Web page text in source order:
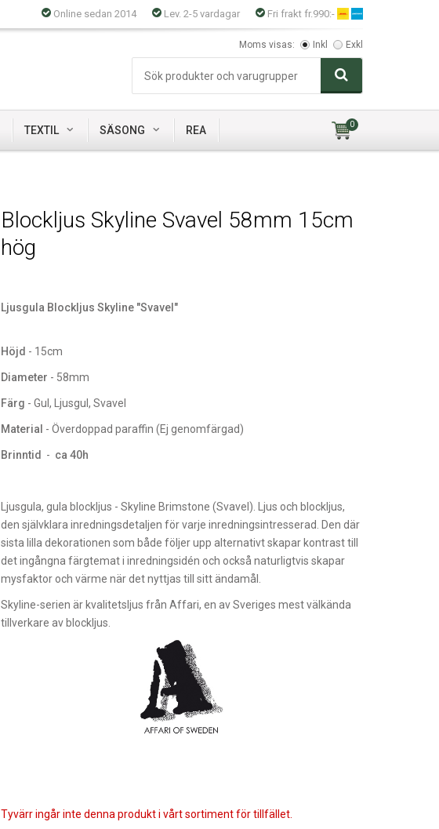
Online sedan 2014 Lev. 2-5 vardagar Fri frakt fr.990:-
Moms visas: Inkl Exkl
TEXTIL SÄSONG REA 0
Blockljus Skyline Svavel 58mm 15cm
hög
Ljusgula Blockljus Skyline "Svavel"
Höjd - 15cm
Diameter - 58mm
Färg - Gul, Ljusgul, Svavel
Material - Överdoppad paraffin (Ej genomfärgad)
Brinntid - ca 40h
Ljusgula, gula blockljus - Skyline Brimstone (Svavel). Ljus och blockljus,
den självklara inredningsdetaljen för varje inredningsintresserad. Den där
sista lilla dekorationen som både följer upp alternativt skapar kontrast till
det ingångna färgtemat i inredningsidén och också naturligtvis skapar
mysfaktor och värme när det nyttjas till sitt ändamål.
Skyline-serien är kvalitetsljus från Affari, en av Sveriges mest välkända
tillverkare av blockljus.
Tyvärr ingår inte denna produkt i vårt sortiment för tillfället.